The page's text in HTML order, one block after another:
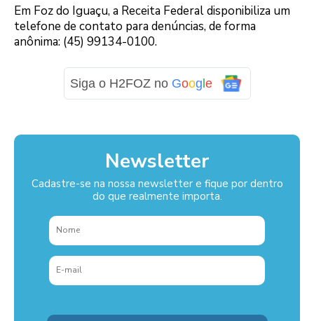
Em Foz do Iguaçu, a Receita Federal disponibiliza um
telefone de contato para denúncias, de forma
anônima: (45) 99134-0100.
Siga o H2FOZ no Goog e
Newsletter
Cadastre-se na nossa newsletter e fique por dentro
do que realmente importa.